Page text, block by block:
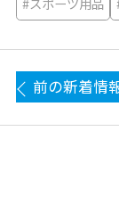
前の新着情